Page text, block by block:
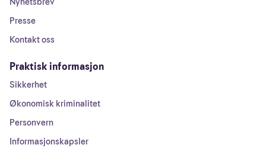
Presse
Kontakt oss
Praktisk informasjon
Sikkerhet
Økonomisk kriminalitet
Personvern
Informasjonskapsler